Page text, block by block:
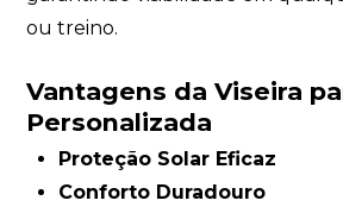
ou treino.
Vantagens da Viseira
Personalizada
Proteção Solar Eficaz
Conforto Duradouro